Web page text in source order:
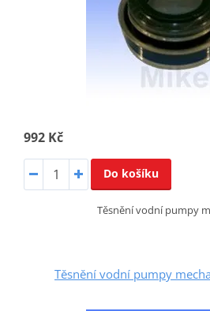
992 Kč
Do košíku
Těsnění vodní pumpy
Těsnění vodní pumpy